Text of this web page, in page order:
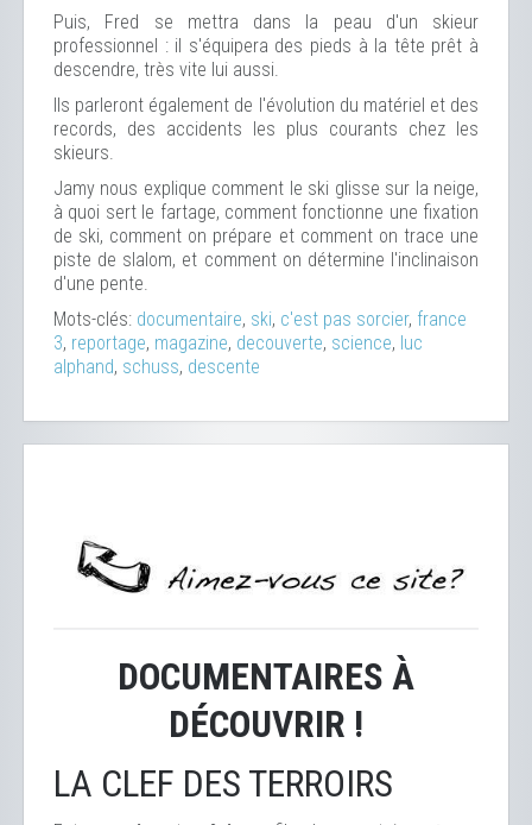
Puis, Fred se mettra dans la peau d'un skieur
professionnel : il s'équipera des pieds à la tête prêt à
descendre, très vite lui aussi.
Ils parleront également de l'évolution du matériel et des
records, des accidents les plus courants chez les
skieurs.
Jamy nous explique comment le ski glisse sur la neige,
à quoi sert le fartage, comment fonctionne une fixation
de ski, comment on prépare et comment on trace une
piste de slalom, et comment on détermine l'inclinaison
d'une pente.
Mots-clés: documentaire, ski, c'est pas sorcier, france
3, reportage, magazine, decouverte, science, luc
alphand, schuss, descente
DOCUMENTAIRES À
DÉCOUVRIR !
LA CLEF DES TERROIRS